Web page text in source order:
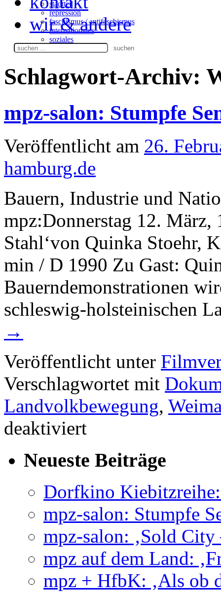
stadtteil
repression
faschismus / antifaschismus
internationales
soziales
wir & andere
Suchen
nach:
Schlagwort-Archiv:
mpz-salon: Stumpfe
Veröffentlicht am 26.
hamburg.de
Bauern, Industrie und
mpz:Donnerstag 12. März,
Stahl‘von Quinka Stoehr,
min / D 1990 Zu Gast:
Bauerndemonstrationen
schleswig-holsteinischen
→
Veröffentlicht unter
Verschlagwortet mit
Landvolkbewegung,
deaktiviert
Sense
–
Neueste Beiträge
Dorfkino Kiebitzreihe:
mpz-salon: Stumpfe
mpz-salon: ‚Sold
mpz auf dem Land:
mpz + HfbK: ‚Als ob